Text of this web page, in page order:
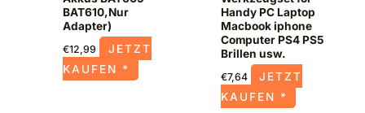
BAT610,Nur
Adapter)
€12,99
JETZT
KAUFEN *
Handy PC Laptop
Macbook iphone
Computer PS4 PS5
Brillen usw.
€7,64
JETZT
KAUFEN *